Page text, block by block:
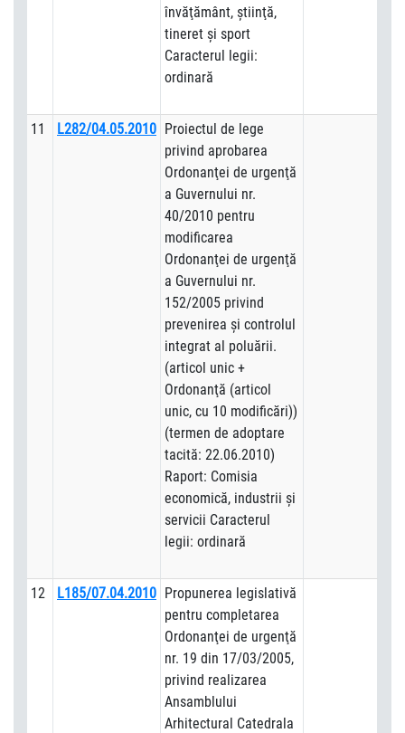
învăţământ, ştiinţă,
tineret şi sport
Caracterul legii:
ordinară
11 L282/04.05.2010 Proiectul de lege
privind aprobarea
Ordonanţei de urgenţă
a Guvernului nr.
40/2010 pentru
modificarea
Ordonanţei de urgenţă
a Guvernului nr.
152/2005 privind
prevenirea şi controlul
integrat al poluării.
(articol unic +
Ordonanţă (articol
unic, cu 10 modificări))
(termen de adoptare
tacită: 22.06.2010)
Raport: Comisia
economică, industrii şi
servicii Caracterul
legii: ordinară
12 L185/07.04.2010 Propunerea legislativă
pentru completarea
Ordonanţei de urgenţă
nr. 19 din 17/03/2005,
privind realizarea
Ansamblului
Arhitectural Catedrala